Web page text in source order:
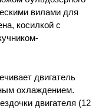
вилами для
косилкой с
двигатель
охлаждением.
двигателя (12